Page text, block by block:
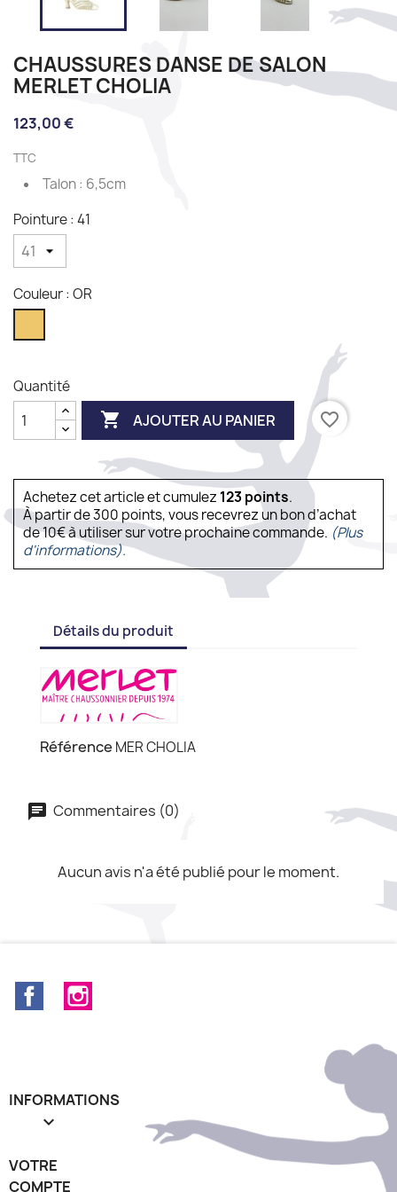
CHAUSSURES DANSE DE SALON
MERLET CHOLIA
123,00 €
TTC
Talon : 6,5cm
Pointure : 41
Couleur : OR
Quantité
 AJOUTER AU PANIER favorite_border
Achetez cet article et cumulez 123 points.
À partir de 300 points, vous recevrez un bon d’achat
de 10€ à utiliser sur votre prochaine commande. (Plus
d'informations).
Détails du produit
Référence MER CHOLIA
Commentaires (0)
Aucun avis n'a été publié pour le moment.
Facebook
INFORMATIONS

VOTRE
COMPTE